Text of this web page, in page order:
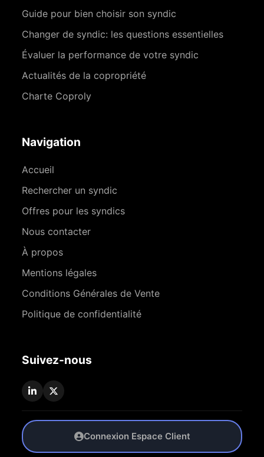
Guide pour bien choisir son syndic
Changer de syndic: les questions essentielles
Évaluer la performance de votre syndic
Actualités de la copropriété
Charte Coproly
Navigation
Accueil
Rechercher un syndic
Offres pour les syndics
Nous contacter
À propos
Mentions légales
Conditions Générales de Vente
Politique de confidentialité
Suivez-nous
Connexion Espace Client